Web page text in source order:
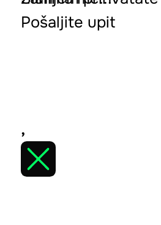
Pošaljite upit
,